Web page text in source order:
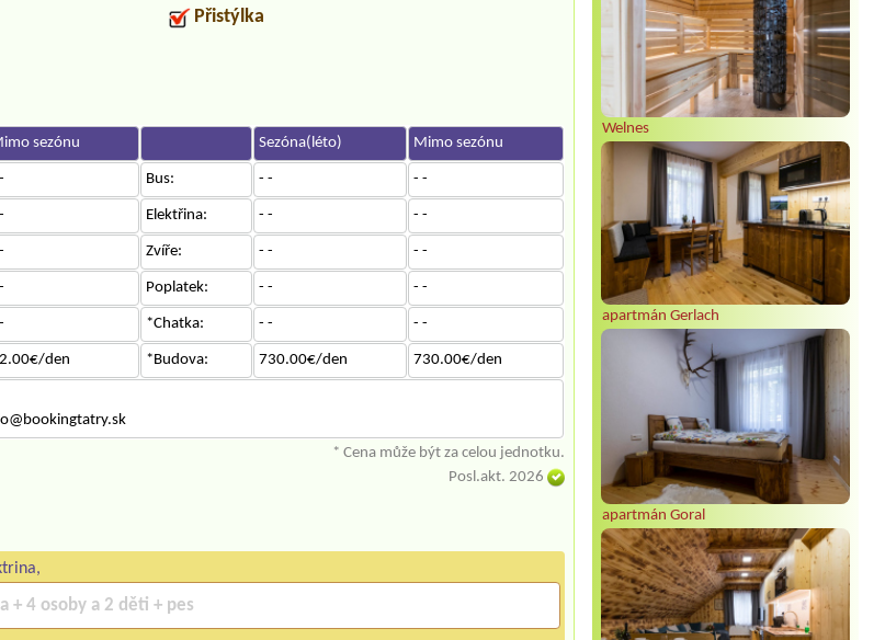
Welnes
apartmán Gerlach
apartmán Goral
Přistýlka
sezónu Sezóna(léto) Mimo sezónu
Bus: - - - -
Elektřina: - - - -
Zvíře: - - - -
Poplatek: - - - -
*Chatka: - - - -
den *Budova: 730.00€/den 730.00€/den
* Cena může být za celou jednotku.
Posl.akt. 2026